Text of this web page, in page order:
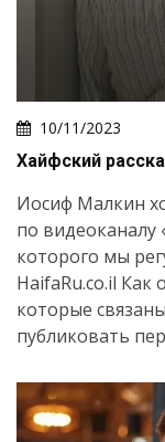
10/11/2023
Хайфский
Иосиф Малкин
по
которого мы
HaifaRu.co.il Как
которые
публиковать